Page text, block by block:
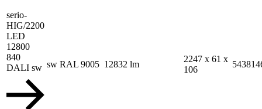
serio-
HIG/2200
LED
12800
840
DALI sw sw RAL 9005 12832 lm
2247 x 61 x
106